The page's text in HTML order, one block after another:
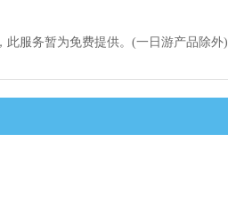
服务暂为免费提供。(一日游产品除外)